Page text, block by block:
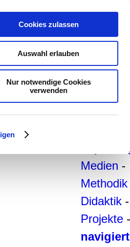
Cookies zulassen
Auswahl erlauben
Nur notwendige Cookies
verwenden
-
Politik-
Medien -
Didaktik -
Projekte -